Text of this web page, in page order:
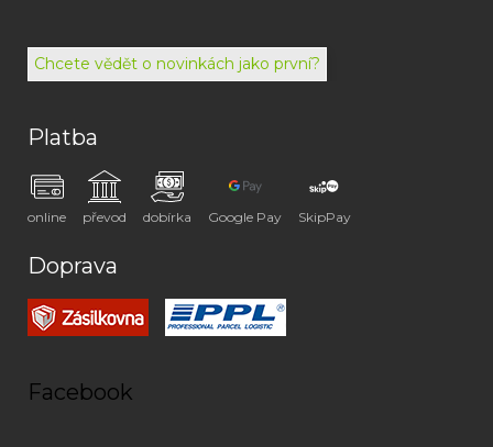
072
Chcete vědět o novinkách jako první?
Platba
online převod dobírka Google Pay SkipPay
Doprava
Facebook